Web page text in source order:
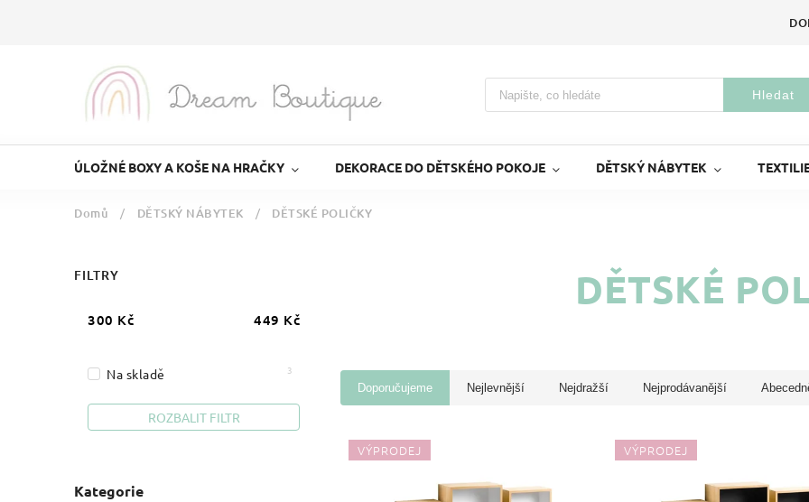
Hledat
ÚLOŽNÉ BOXY A KOŠE NA HRAČKY DEKORACE DO DĚTSKÉHO POKOJE DĚTSKÝ NÁBYTEK
Domů / DĚTSKÝ NÁBYTEK / DĚTSKÉ POLIČKY
FILTRY
300 Kč 449 Kč
Na skladě 3
ROZBALIT FILTR
Kategorie
DĚTSKÉ
Doporučujeme Nejlevnější Nejdražší Nejprodávanější
VÝPRODEJ VÝPRODEJ